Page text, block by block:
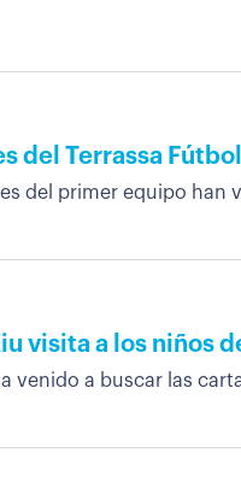
del Terrassa
del primer equipo han
visita a los niños
venido a buscar las